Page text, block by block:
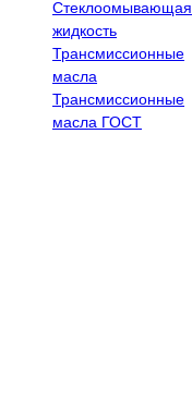
Стеклоомывающая
жидкость
Трансмиссионные
масла
Трансмиссионные
масла ГОСТ